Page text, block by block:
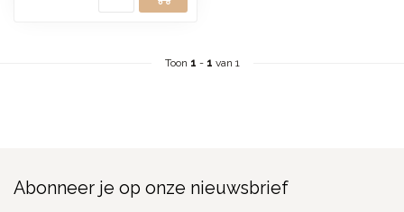
Toon 1 - 1 van 1
Abonneer je op onze nieuwsbrief